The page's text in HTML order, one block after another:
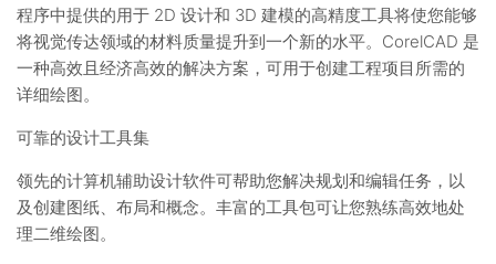
程序中提供的用于 2D 设计和 3D 建模的高精度工具将使您能够
将视觉传达领域的材料质量提升到一个新的水平。CorelCAD 是
一种高效且经济高效的解决方案，可用于创建工程项目所需的
详细绘图。
可靠的设计工具集
领先的计算机辅助设计软件可帮助您解决规划和编辑任务，以
及创建图纸、布局和概念。丰富的工具包可让您熟练高效地处
理二维绘图。